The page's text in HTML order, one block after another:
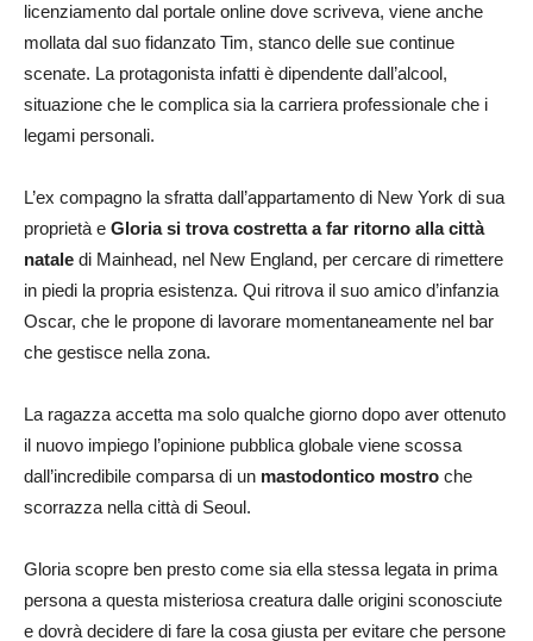
licenziamento dal portale online dove scriveva, viene anche
mollata dal suo fidanzato Tim, stanco delle sue continue
scenate. La protagonista infatti è dipendente dall’alcool,
situazione che le complica sia la carriera professionale che i
legami personali.
L’ex compagno la sfratta dall’appartamento di New York di sua
proprietà e Gloria si trova costretta a far ritorno alla città
natale di Mainhead, nel New England, per cercare di rimettere
in piedi la propria esistenza. Qui ritrova il suo amico d’infanzia
Oscar, che le propone di lavorare momentaneamente nel bar
che gestisce nella zona.
La ragazza accetta ma solo qualche giorno dopo aver ottenuto
il nuovo impiego l’opinione pubblica globale viene scossa
dall’incredibile comparsa di un mastodontico mostro che
scorrazza nella città di Seoul.
Gloria scopre ben presto come sia ella stessa legata in prima
persona a questa misteriosa creatura dalle origini sconosciute
e dovrà decidere di fare la cosa giusta per evitare che persone